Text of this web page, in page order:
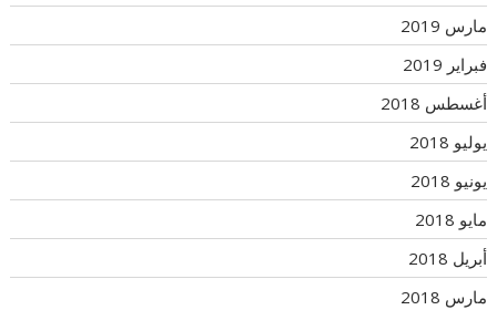
مارس 2019
فبراير 2019
أغسطس 2018
يوليو 2018
يونيو 2018
مايو 2018
أبريل 2018
مارس 2018